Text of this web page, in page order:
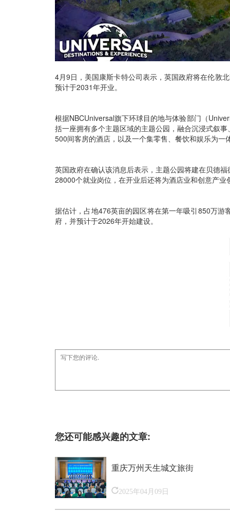
4月9日，美国康斯卡特公司表示，英国政府将在伦敦
预计于2031年开业。
根据NBCUniversal旗下环球目的地与体验部门（
括一座拥有多个主题区域的主题公园，融合沉浸式叙
500间客房的酒店，以及一个集零售、餐饮和娱乐为一
英国政府在确认该消息后表示，主题公园将建在贝德
28000个就业岗位，在开业后还将为酒店业和创意产业
据估计，占地476英亩的园区将在第一年吸引850万
府，并预计于2026年开始建设。
您还可能感兴趣的文章:
重庆万州天生城文旅街
2025年04月09日